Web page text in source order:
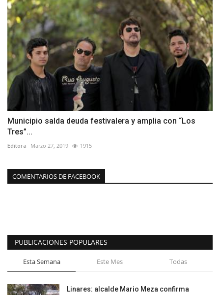
Municipio salda deuda festivalera y amplia con “Los
Tres”...
Editora Marzo 27, 2019 1915
COMENTARIOS DE FACEBOOK
PUBLICACIONES POPULARES
Esta Semana Este Mes Todas
Linares: alcalde Mario Meza confirma